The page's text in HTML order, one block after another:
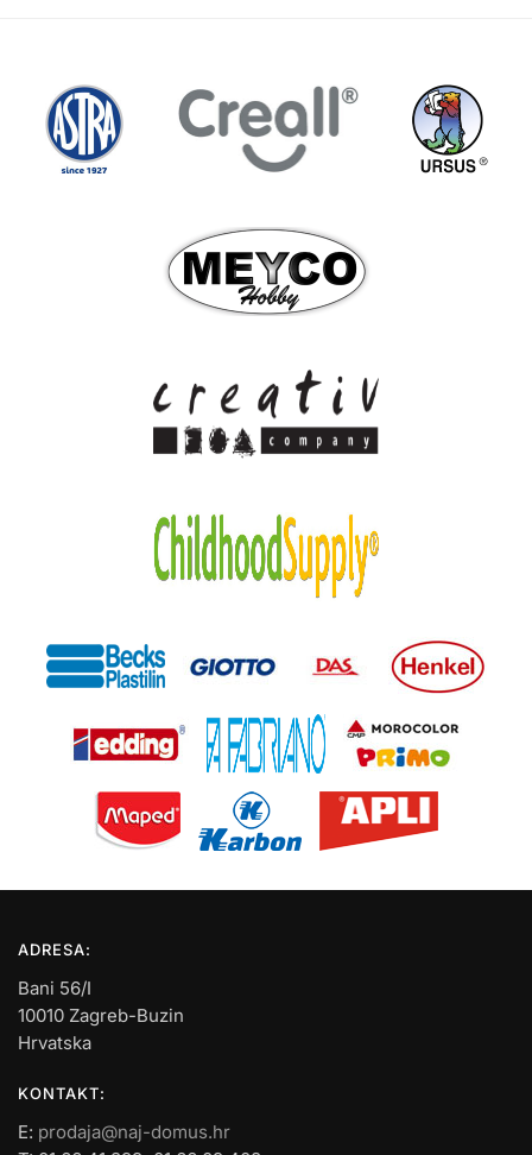
ADRESA:
Bani 56/I
10010 Zagreb-Buzin
Hrvatska
KONTAKT:
E: prodaja@naj-domus.hr